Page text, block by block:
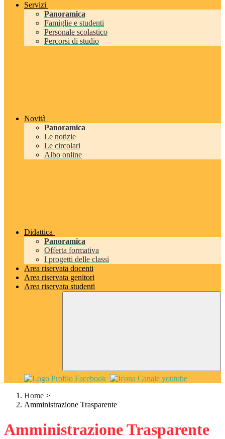
Servizi
Panoramica
Famiglie e studenti
Personale scolastico
Percorsi di studio
Novità
Panoramica
Le notizie
Le circolari
Albo online
Didattica
Panoramica
Offerta formativa
I progetti delle classi
Area riservata docenti
Area riservata genitori
Area riservata studenti
Home >
Amministrazione Trasparente
Amministrazione Trasparente